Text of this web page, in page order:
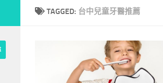
TAGGED: 台中兒童牙醫推薦